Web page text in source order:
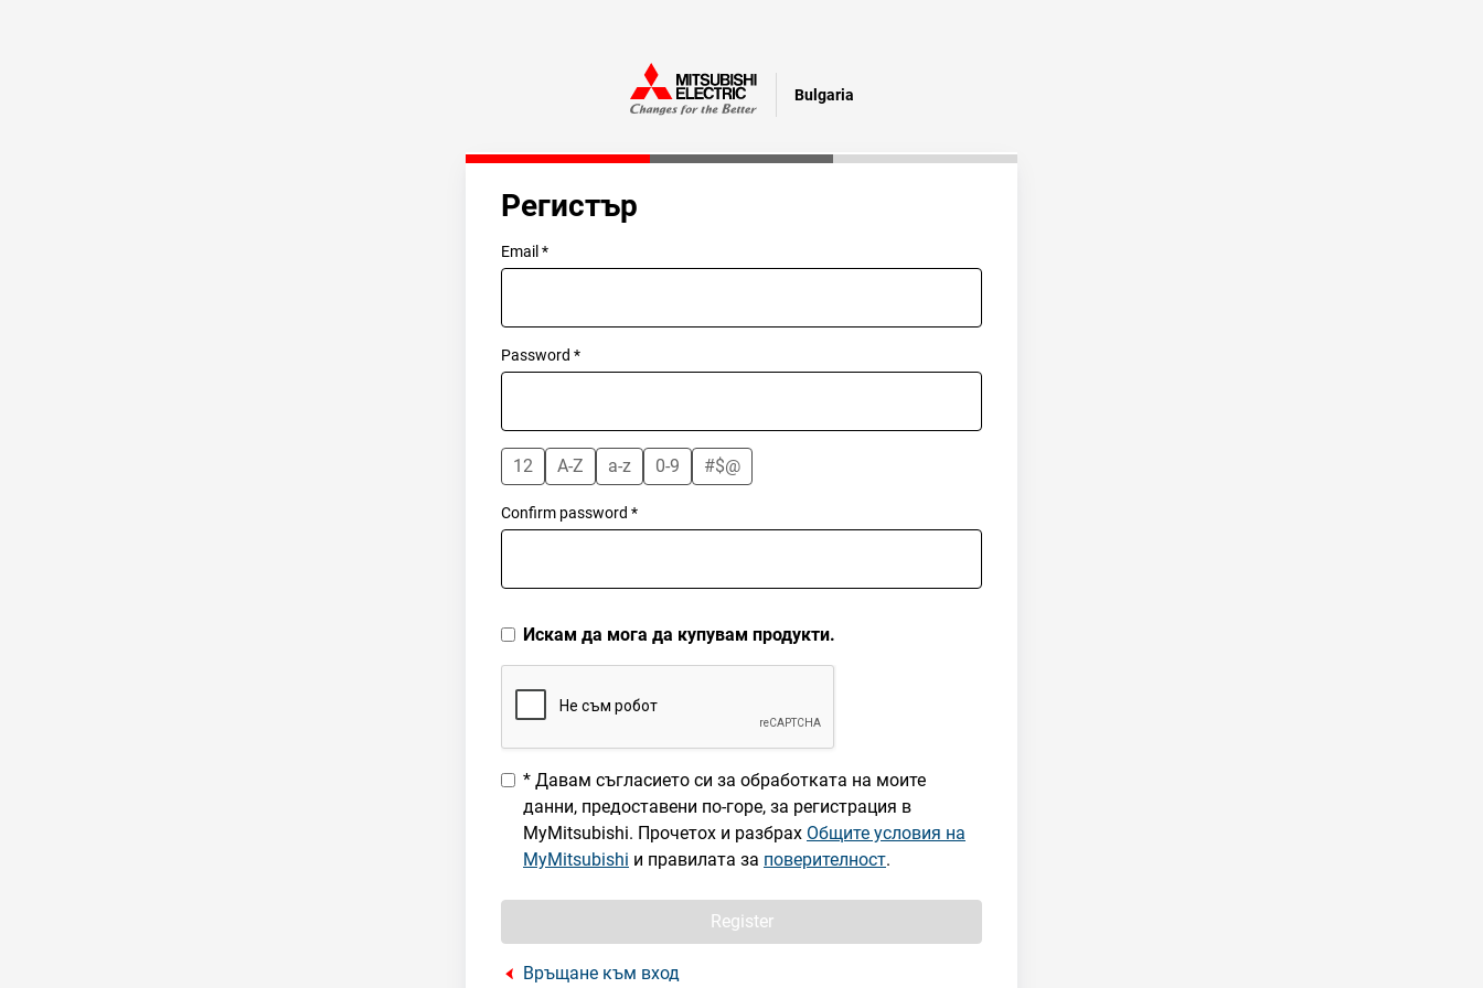
Bulgaria
Регистър
Email *
Password *
12 A-Z a-z 0-9 #$@
Confirm password *
Искам да мога да купувам продукти.
* Давам съгласието си за обработката на моите
данни, предоставени по-горе, за регистрация в
MyMitsubishi. Прочетох и разбрах Общите условия на
MyMitsubishi и правилата за поверителност.
Register
Връщане към вход